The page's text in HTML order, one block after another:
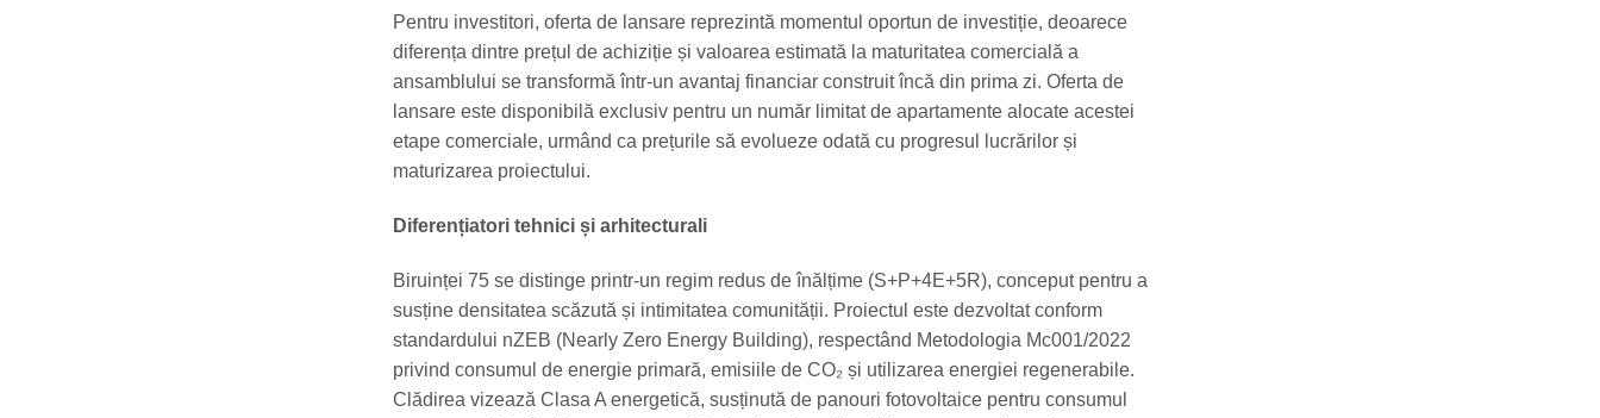
Pentru investitori, oferta de lansare reprezintă momentul oportun de investiție, deoarece
diferența dintre prețul de achiziție și valoarea estimată la maturitatea comercială a
ansamblului se transformă într-un avantaj financiar construit încă din prima zi. Oferta de
lansare este disponibilă exclusiv pentru un număr limitat de apartamente alocate acestei
etape comerciale, urmând ca prețurile să evolueze odată cu progresul lucrărilor și
maturizarea proiectului.
Diferențiatori tehnici și arhitecturali
Biruinței 75 se distinge printr-un regim redus de înălțime (S+P+4E+5R), conceput pentru a
susține densitatea scăzută și intimitatea comunității. Proiectul este dezvoltat conform
standardului nZEB (Nearly Zero Energy Building), respectând Metodologia Mc001/2022
privind consumul de energie primară, emisiile de CO₂ și utilizarea energiei regenerabile.
Clădirea vizează Clasa A energetică, susținută de panouri fotovoltaice pentru consumul